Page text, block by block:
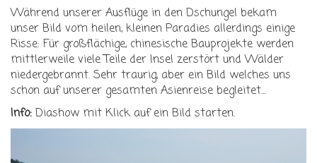
Während unserer Ausflüge in den Dschungel bekam
unser Bild vom heilen, kleinen Paradies allerdings einige
Risse: Für großflächige, chinesische Bauprojekte werden
mittlerweile viele Teile der Insel zerstört und Wälder
niedergebrannt. Sehr traurig, aber ein Bild welches uns
schon auf unserer gesamten Asienreise begleitet...
Info: Diashow mit Klick auf ein Bild starten.